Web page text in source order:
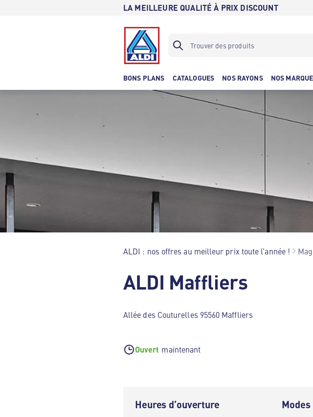
LA MEILLEURE QUALITÉ À PRIX DISCOUNT
BONS PLANS CATALOGUES NOS RAYONS NOS
ALDI : nos offres au meilleur prix toute l’année !
ALDI Maffliers
Allée des Couturelles 95560 Maffliers
Ouvert maintenant
Heures d’ouverture